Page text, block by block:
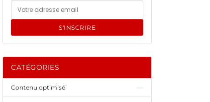
S'INSCRIRE
CATÉGORIES
Contenu optimisé